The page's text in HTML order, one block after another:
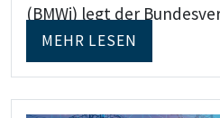
(BMWi) legt der
MEHR LESEN